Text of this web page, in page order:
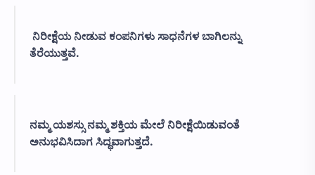
ನಿರೀಕ್ಷೆಯ ನೀಡುವ ಕಂಪನಿಗಳು ಸಾಧನೆಗಳ ಬಾಗಿಲನ್ನು
ತೆರೆಯುತ್ತವೆ.
ನಮ್ಮ ಯಶಸ್ಸು ನಮ್ಮ ಶಕ್ತಿಯ ಮೇಲೆ ನಿರೀಕ್ಷೆಯಿಡುವಂತೆ
ಅನುಭವಿಸಿದಾಗ ಸಿದ್ಧವಾಗುತ್ತದೆ.